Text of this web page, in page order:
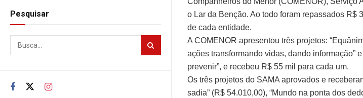
Pesquisar
o Lar da Benção. Ao todo foram repassados R$
de cada entidade.
A COMENOR apresentou três projetos:
ações transformando vidas, dando informação”
prevenir”, e recebeu R$ 55 mil para cada um.
Os três projetos do SAMA aprovados e
sadia” (R$ 54.010,00), “Mundo na ponta dos